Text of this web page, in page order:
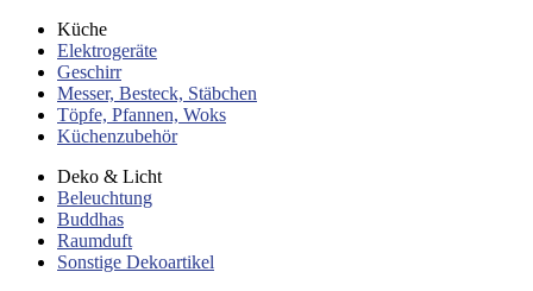
Küche
Elektrogeräte
Geschirr
Messer, Besteck, Stäbchen
Töpfe, Pfannen, Woks
Küchenzubehör
Deko & Licht
Beleuchtung
Buddhas
Raumduft
Sonstige Dekoartikel